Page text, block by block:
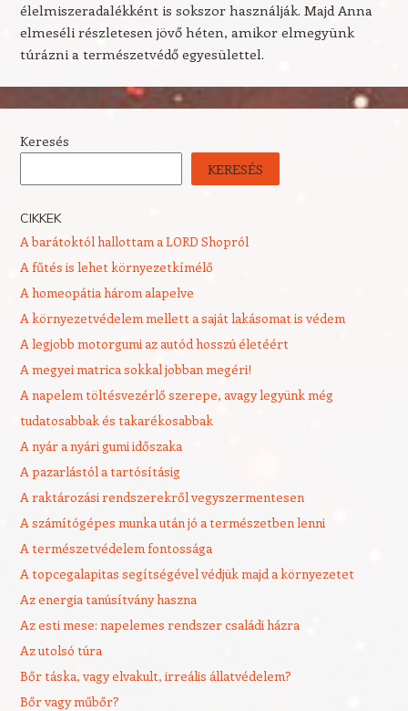
élelmiszeradalékként is sokszor használják. Majd Anna
elmeséli részletesen jövő héten, amikor elmegyünk
túrázni a természetvédő egyesülettel.
Keresés
KERESÉS
CIKKEK
A barátoktól hallottam a LORD Shopról
A fűtés is lehet környezetkímélő
A homeopátia három alapelve
A környezetvédelem mellett a saját lakásomat is védem
A legjobb motorgumi az autód hosszú életéért
A megyei matrica sokkal jobban megéri!
A napelem töltésvezérlő szerepe, avagy legyünk még
tudatosabbak és takarékosabbak
A nyár a nyári gumi időszaka
A pazarlástól a tartósításig
A raktározási rendszerekről vegyszermentesen
A számítógépes munka után jó a természetben lenni
A természetvédelem fontossága
A topcegalapitas segítségével védjük majd a környezetet
Az energia tanúsítvány haszna
Az esti mese: napelemes rendszer családi házra
Az utolsó túra
Bőr táska, vagy elvakult, irreális állatvédelem?
Bőr vagy műbőr?